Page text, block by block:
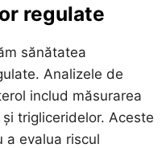
regulate
sănătatea
Analizele de
includ măsurarea
trigliceridelor. Aceste
a evalua riscul